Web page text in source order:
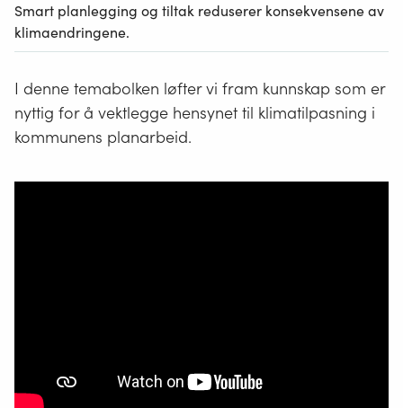
Smart planlegging og tiltak reduserer konsekvensene av
klimaendringene.
I denne temabolken løfter vi fram kunnskap som er
nyttig for å vektlegge hensynet til klimatilpasning i
kommunens planarbeid.